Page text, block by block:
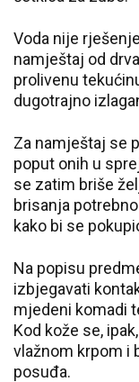
Voda nije
namještaj od
prolivenu
dugotrajno
Za namještaj se
poput onih u
se zatim briše
brisanja
kako bi se
Na popisu
izbjegavati
mjedeni komadi
Kod kože se,
vlažnom krpom i
posuđa.